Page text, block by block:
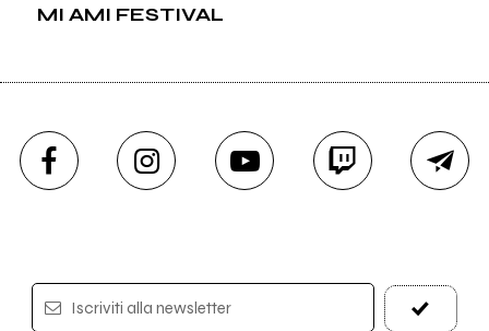
MI AMI FESTIVAL
Iscriviti alla newsletter